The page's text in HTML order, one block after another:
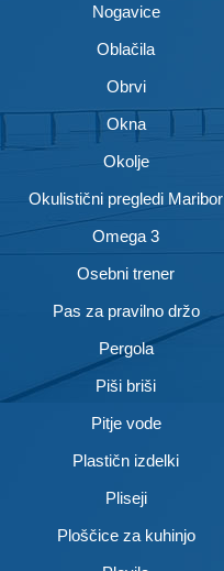
Nogavice
Oblačila
Obrvi
Okna
Okolje
Okulistični pregledi Maribor
Omega 3
Osebni trener
Pas za pravilno držo
Pergola
Piši briši
Pitje vode
Plastičn izdelki
Pliseji
Ploščice za kuhinjo